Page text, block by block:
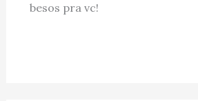
besos pra vc!